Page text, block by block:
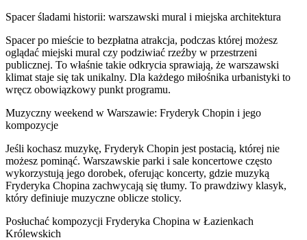
Spacer śladami historii: warszawski mural i miejska architektura
Spacer po mieście to bezpłatna atrakcja, podczas której możesz
oglądać miejski mural czy podziwiać rzeźby w przestrzeni
publicznej. To właśnie takie odkrycia sprawiają, że warszawski
klimat staje się tak unikalny. Dla każdego miłośnika urbanistyki to
wręcz obowiązkowy punkt programu.
Muzyczny weekend w Warszawie: Fryderyk Chopin i jego
kompozycje
Jeśli kochasz muzykę, Fryderyk Chopin jest postacią, której nie
możesz pominąć. Warszawskie parki i sale koncertowe często
wykorzystują jego dorobek, oferując koncerty, gdzie muzyką
Fryderyka Chopina zachwycają się tłumy. To prawdziwy klasyk,
który definiuje muzyczne oblicze stolicy.
Posłuchać kompozycji Fryderyka Chopina w Łazienkach
Królewskich